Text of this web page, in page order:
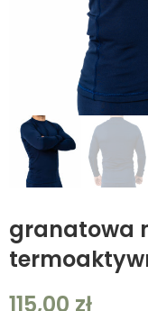
granatowa
115,00 zł